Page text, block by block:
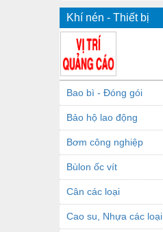
Khí nén - Thiết bị
Bao bì - Đóng gói
Bảo hộ lao động
Bơm công nghiệp
Bùlon ốc vít
Cân các loại
Cao su, Nhựa các loại